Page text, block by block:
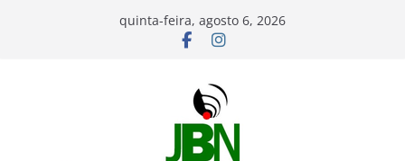
quinta-feira, agosto 6, 2026